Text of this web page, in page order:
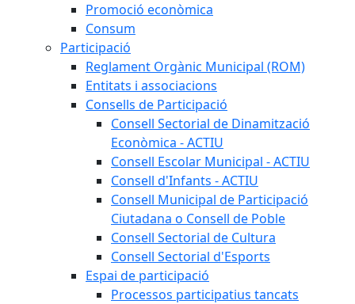
Promoció econòmica
Consum
Participació
Reglament Orgànic Municipal (ROM)
Entitats i associacions
Consells de Participació
Consell Sectorial de Dinamització
Econòmica - ACTIU
Consell Escolar Municipal - ACTIU
Consell d'Infants - ACTIU
Consell Municipal de Participació
Ciutadana o Consell de Poble
Consell Sectorial de Cultura
Consell Sectorial d'Esports
Espai de participació
Processos participatius tancats